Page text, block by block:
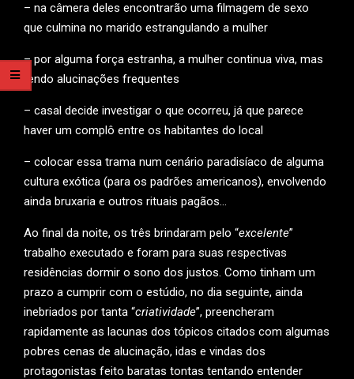
– na câmera deles encontrarão uma filmagem de sexo
que culmina no marido estrangulando a mulher
– por alguma força estranha, a mulher continua viva, mas
tendo alucinações frequentes
– casal decide investigar o que ocorreu, já que parece
haver um complô entre os habitantes do local
– colocar essa trama num cenário paradisíaco de alguma
cultura exótica (para os padrões americanos), envolvendo
ainda bruxaria e outros rituais pagãos…
Ao final da noite, os três brindaram pelo “excelente”
trabalho executado e foram para suas respectivas
residências dormir o sono dos justos. Como tinham um
prazo a cumprir com o estúdio, no dia seguinte, ainda
inebriados por tanta “criatividade”, preencheram
rapidamente as lacunas dos tópicos citados com algumas
pobres cenas de alucinação, idas e vindas dos
protagonistas feito baratas tontas tentando entender